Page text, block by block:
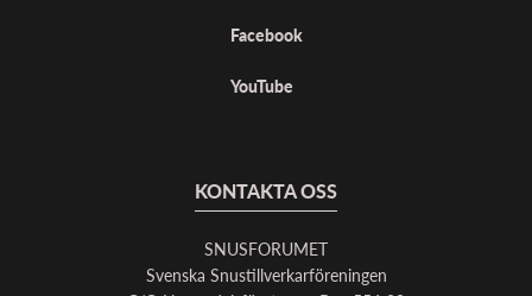
Facebook
YouTube
KONTAKTA OSS
SNUSFORUMET
Svenska Snustillverkarföreningen